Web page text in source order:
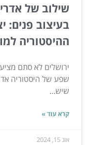
שילוב של
בעיצוב פנים:
ההיסטוריה
ירושלים לא סתם
שפע של היסטוריה
שיש...
קרא עוד »
אוג 15, 2024